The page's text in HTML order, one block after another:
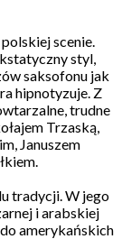
scenie.
styl,
saksofonu jak
hipnotyzuje. Z
trudne
Trzaską,
Januszem
tradycji. W jego
i arabskiej
amerykańskich